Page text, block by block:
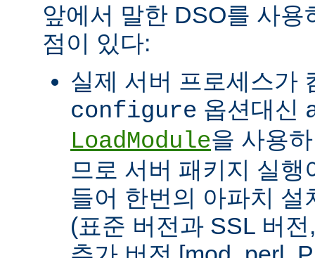
앞에서 말한 DSO를 사
점이 있다:
실제 서버 프로세스가
configure 옵션대신
LoadModule을 사용
므로 서버 패키지 실행
들어 한번의 아파치 설
(표준 버전과 SSL 버